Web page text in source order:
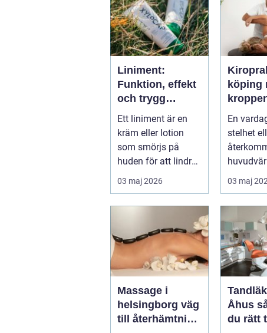
Liniment:
Funktion, effekt
och trygg
användning
Ett liniment är en
kräm eller lotion
som smörjs på
huden för att lindra
mu...
03 maj 2026
köping när
tillbaka
En
stelhet
både ork
länge ...
03 maj
Massage i
helsingborg väg
till återhämtning
Åhus så hittar
du rätt